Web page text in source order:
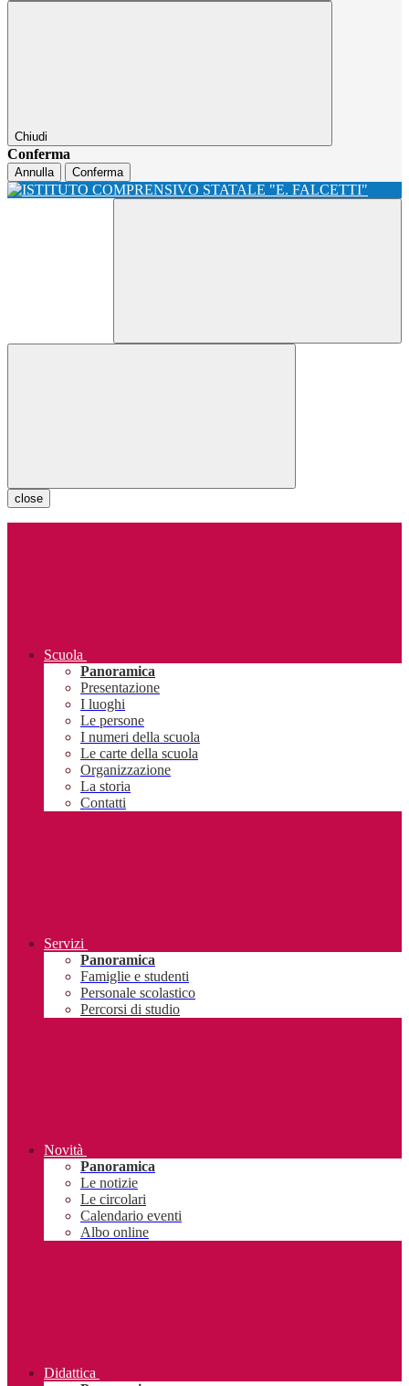
Chiudi
Conferma
Annulla Conferma
close
Scuola
Panoramica
Presentazione
I luoghi
Le persone
I numeri della scuola
Le carte della scuola
Organizzazione
La storia
Contatti
Servizi
Panoramica
Famiglie e studenti
Personale scolastico
Percorsi di studio
Novità
Panoramica
Le notizie
Le circolari
Calendario eventi
Albo online
Didattica